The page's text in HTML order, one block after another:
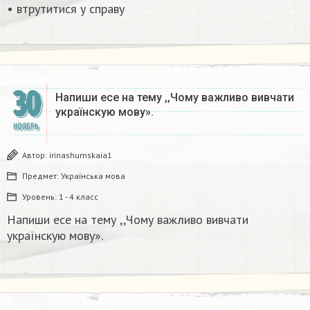
• втрутитися у справу
30
НОЯБРЬ
Напиши есе на тему ,,Чому важливо вивчати
українскую мову».​
Автор: irinashumskaia1
Предмет: Українська мова
Уровень: 1 - 4 класс
Напиши есе на тему ,,Чому важливо вивчати
українскую мову».​